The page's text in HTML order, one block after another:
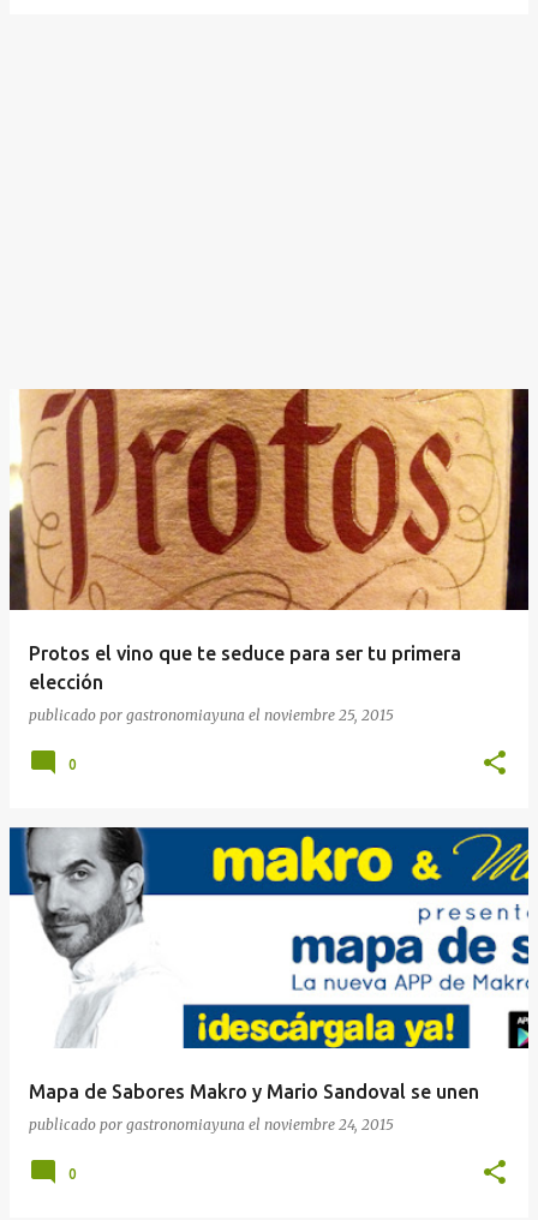
Protos el vino que te seduce para ser tu primera
elección
publicado por gastronomiayuna el noviembre 25, 2015
0
Mapa de Sabores Makro y Mario Sandoval se unen
publicado por gastronomiayuna el noviembre 24, 2015
0